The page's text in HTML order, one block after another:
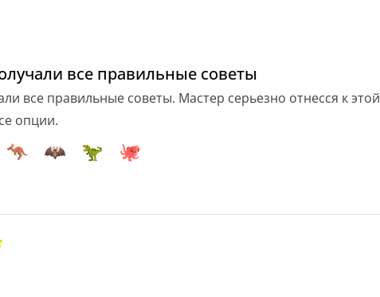
все правильные советы
все правильные советы. Мастер серьезно отнесся к этой
опции.